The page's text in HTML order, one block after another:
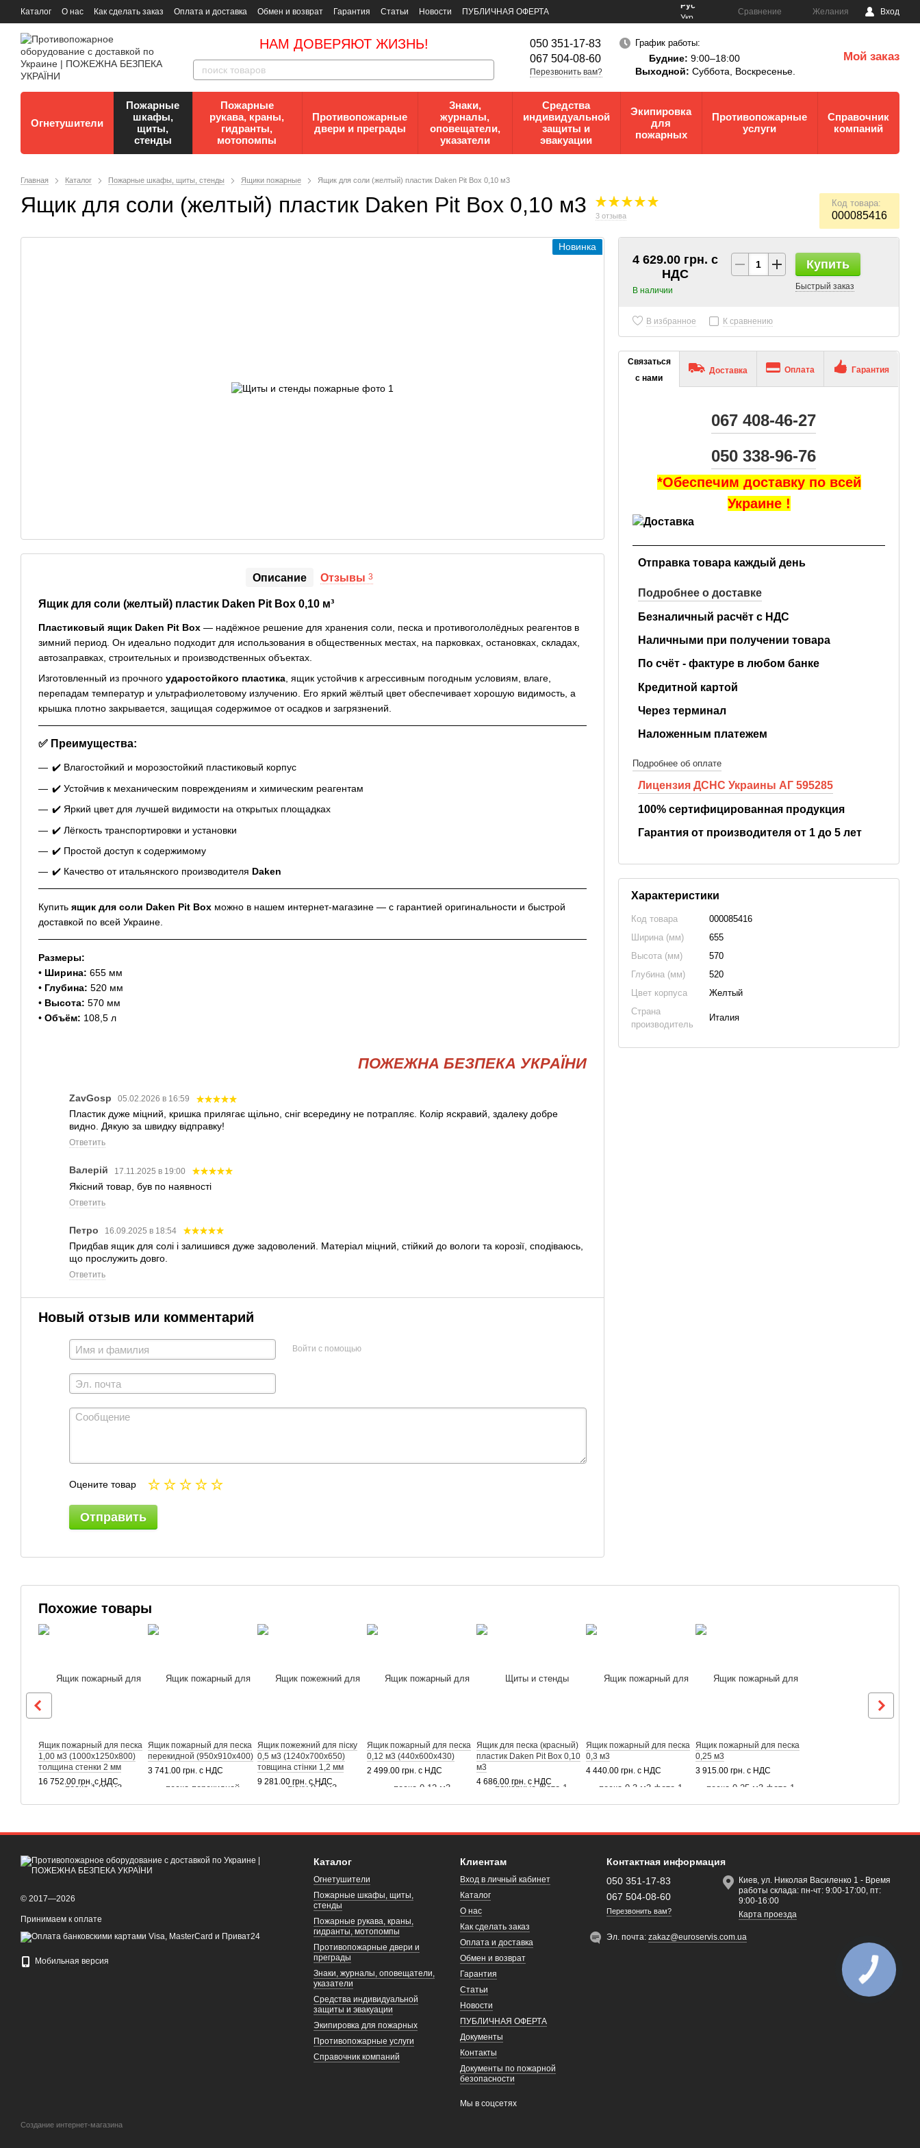
Каталог О нас Как сделать заказ Оплата и доставка Обмен и возврат Гарантия Статьи Новости
ПУБЛИЧНАЯ ОФЕРТА
Документы
Контакты Документы по пожарной безопасности
Рус
Укр
Сравнение Желания Вход
НАМ ДОВЕРЯЮТ ЖИЗНЬ!
050 351-17-83
067 504-08-60
Перезвонить вам?
График работы:
Будние: 9:00–18:00
Выходной: Суббота, Воскресенье.
Мой заказ
Огнетушители
Пожарные
шкафы,
щиты,
стенды
Пожарные
рукава, краны,
гидранты,
мотопомпы
Противопожарные
двери и преграды
Знаки,
журналы,
оповещатели,
указатели
Средства
индивидуальной
защиты и
эвакуации
Экипировка
для
пожарных
Противопожарные
услуги
Справочник
компаний
Главная Каталог Пожарные шкафы, щиты, стенды Ящики пожарные Ящик для соли (желтый) пластик Daken Pit Box 0,10 м3
Ящик для соли (желтый) пластик Daken Pit Box 0,10 м3 3 отзыва
Код товара:
000085416
Новинка
Описание Отзывы 3
Ящик для соли (желтый) пластик Daken Pit Box 0,10 м³
Пластиковый ящик Daken Pit Box — надёжное решение для хранения соли, песка и противогололёдных реагентов в
зимний период. Он идеально подходит для использования в общественных местах, на парковках, остановках, складах,
автозаправках, строительных и производственных объектах.
Изготовленный из прочного ударостойкого пластика, ящик устойчив к агрессивным погодным условиям, влаге,
перепадам температур и ультрафиолетовому излучению. Его яркий жёлтый цвет обеспечивает хорошую видимость, а
крышка плотно закрывается, защищая содержимое от осадков и загрязнений.
✅ Преимущества:
✔️ Влагостойкий и морозостойкий пластиковый корпус
✔️ Устойчив к механическим повреждениям и химическим реагентам
✔️ Яркий цвет для лучшей видимости на открытых площадках
✔️ Лёгкость транспортировки и установки
✔️ Простой доступ к содержимому
✔️ Качество от итальянского производителя Daken
Купить ящик для соли Daken Pit Box можно в нашем интернет-магазине — с гарантией оригинальности и быстрой
доставкой по всей Украине.
Размеры:
• Ширина: 655 мм
• Глубина: 520 мм
• Высота: 570 мм
• Объём: 108,5 л
ПОЖЕЖНА БЕЗПЕКА УКРАЇНИ
ZavGosp 05.02.2026 в 16:59
Пластик дуже міцний, кришка прилягає щільно, сніг всередину не потрапляє. Колір яскравий, здалеку добре
видно. Дякую за швидку відправку!
Ответить
Валерій 17.11.2025 в 19:00
Якісний товар, був по наявності
Ответить
Петро 16.09.2025 в 18:54
Придбав ящик для солі і залишився дуже задоволений. Матеріал міцний, стійкий до вологи та корозії, сподіваюсь,
що прослужить довго.
Ответить
Новый отзыв или комментарий
Войти с помощью
Оцените товар
Отправить
4 629.00 грн. с
НДС
В наличии
Купить
Быстрый заказ
В избранное К сравнению
Связаться
с нами
Доставка Оплата Гарантия
067 408-46-27
050 338-96-76
*Обеспечим доставку по всей
Украине !
Отправка товара каждый день
Подробнее о доставке
Безналичный расчёт с НДС
Наличными при получении товара
По счёт - фактуре в любом банке
Кредитной картой
Через терминал
Наложенным платежем
Подробнее об оплате
Лицензия ДСНС Украины АГ 595285
100% сертифицированная продукция
Гарантия от производителя от 1 до 5 лет
Характеристики
Код товара
000085416
Ширина (мм)
655
Высота (мм)
570
Глубина (мм)
520
Цвет корпуса
Желтый
Страна
производитель
Италия
Похожие товары
Ящик пожарный для песка
1,00 м3 (1000х1250х800)
толщина стенки 2 мм
16 752.00 грн. с НДС
Ящик пожарный для песка
перекидной (950х910х400)
3 741.00 грн. с НДС
Ящик пожежний для піску
0,5 м3 (1240х700х650)
товщина стінки 1,2 мм
9 281.00 грн. с НДС
Ящик пожарный для песка
0,12 м3 (440х600х430)
2 499.00 грн. с НДС
Ящик для песка (красный)
пластик Daken Pit Box 0,10
м3
4 686.00 грн. с НДС
Ящик пожарный для песка
0,3 м3
4 440.00 грн. с НДС
Ящик пожарный для песка
0,25 м3
3 915.00 грн. с НДС
© 2017—2026
Принимаем к оплате
Мобильная версия
Каталог
Огнетушители
Пожарные шкафы, щиты,
стенды
Пожарные рукава, краны,
гидранты, мотопомпы
Противопожарные двери и
преграды
Знаки, журналы, оповещатели,
указатели
Средства индивидуальной
защиты и эвакуации
Экипировка для пожарных
Противопожарные услуги
Справочник компаний
Клиентам
Вход в личный кабинет
Каталог
О нас
Как сделать заказ
Оплата и доставка
Обмен и возврат
Гарантия
Статьи
Новости
ПУБЛИЧНАЯ ОФЕРТА
Документы
Контакты
Документы по пожарной
безопасности
Мы в соцсетях
Контактная информация
050 351-17-83
067 504-08-60
Перезвонить вам?
Киев, ул. Николая Василенко 1 - Время
работы склада: пн-чт: 9:00-17:00, пт:
9:00-16:00
Карта проезда
Эл. почта:zakaz@euroservis.com.ua
Создание интернет-магазина